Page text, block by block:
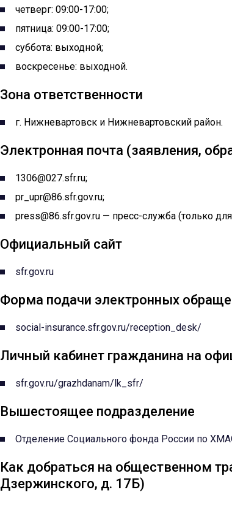
четверг: 09:00-17:00;
пятница: 09:00-17:00;
суббота: выходной;
воскресенье: выходной.
Зона ответственности
г. Нижневартовск и Нижневартовский район.
Электронная почта (заявления,
1306@027.sfr.ru;
pr_upr@86.sfr.gov.ru;
press@86.sfr.gov.ru — пресс-служба (только
Официальный сайт
sfr.gov.ru
Форма подачи электронных
social-insurance.sfr.gov.ru/reception_desk/
Личный кабинет гражданина на
sfr.gov.ru/grazhdanam/lk_sfr/
Вышестоящее подразделение
Отделение Социального фонда России по
Как добраться на общественном
Дзержинского, д. 17Б)